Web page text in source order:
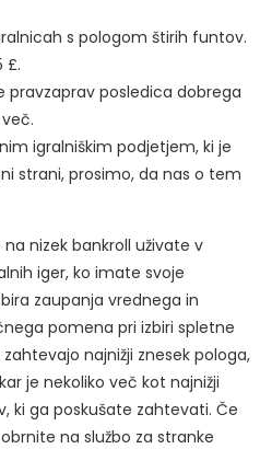
s pologom štirih funtov.
£.
pravzaprav posledica dobrega
igralniškim podjetjem, ki je
strani, prosimo, da nas o tem
nizek bankroll uživate v
iger, ko imate svoje
zaupanja vrednega in
pomena pri izbiri spletne
najnižji znesek pologa,
je nekoliko več kot najnižji
ki ga poskušate zahtevati. Če
na službo za stranke